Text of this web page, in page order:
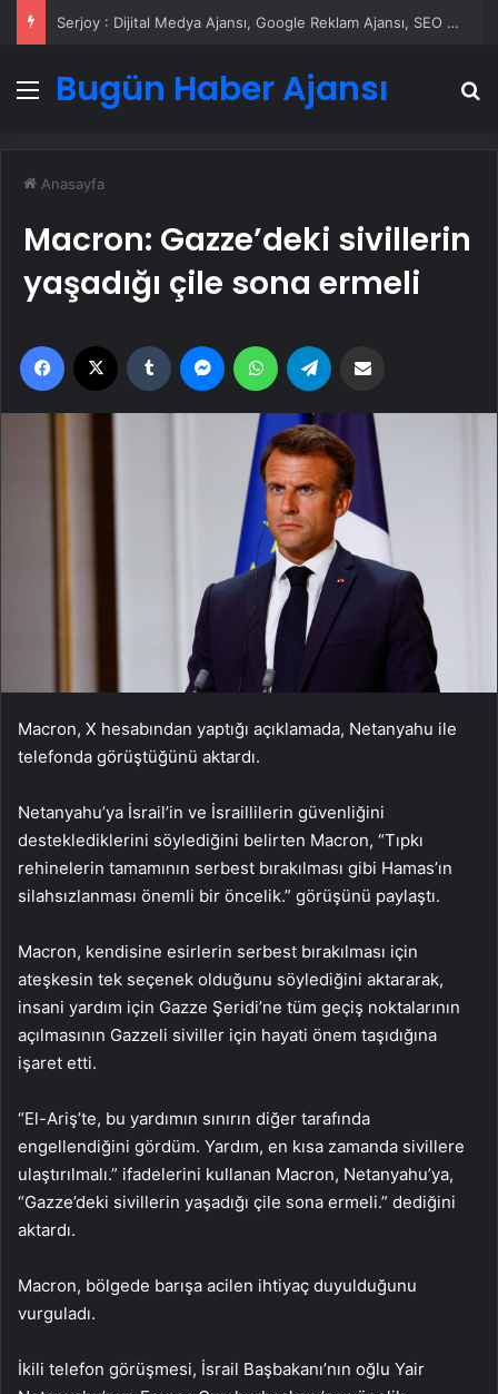
Serjoy : Dijital Medya Ajansı, Google Reklam Ajansı, SEO Ajansı ve Web Tasarım Ajansı
Menü
Bugün Haber Ajansı
Anasayfa
Macron: Gazze’deki sivillerin
yaşadığı çile sona ermeli
Facebook Tumblr MessengerWhatsApp
Macron, X hesabından yaptığı açıklamada, Netanyahu ile
telefonda görüştüğünü aktardı.
Netanyahu’ya İsrail’in ve İsraillilerin güvenliğini
desteklediklerini söylediğini belirten Macron, “Tıpkı
rehinelerin tamamının serbest bırakılması gibi Hamas’ın
silahsızlanması önemli bir öncelik.” görüşünü paylaştı.
Macron, kendisine esirlerin serbest bırakılması için
ateşkesin tek seçenek olduğunu söylediğini aktararak,
insani yardım için Gazze Şeridi’ne tüm geçiş noktalarının
açılmasının Gazzeli siviller için hayati önem taşıdığına
işaret etti.
“El-Ariş’te, bu yardımın sınırın diğer tarafında
engellendiğini gördüm. Yardım, en kısa zamanda sivillere
ulaştırılmalı.” ifadelerini kullanan Macron, Netanyahu’ya,
“Gazze’deki sivillerin yaşadığı çile sona ermeli.” dediğini
aktardı.
Macron, bölgede barışa acilen ihtiyaç duyulduğunu
vurguladı.
İkili telefon görüşmesi, İsrail Başbakanı’nın oğlu Yair